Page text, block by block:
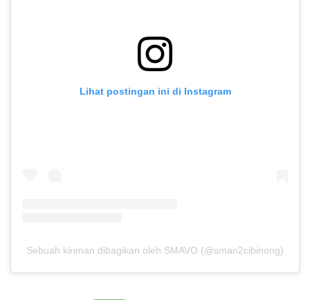
Lihat postingan ini di Instagram
Sebuah kiriman dibagikan oleh SMAVO (@sman2cibinong)